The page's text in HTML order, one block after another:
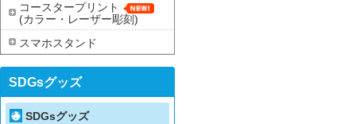
コースタープリント
(カラー・レーザー彫刻)
スマホスタンド
SDGsグッズ
SDGsグッズ